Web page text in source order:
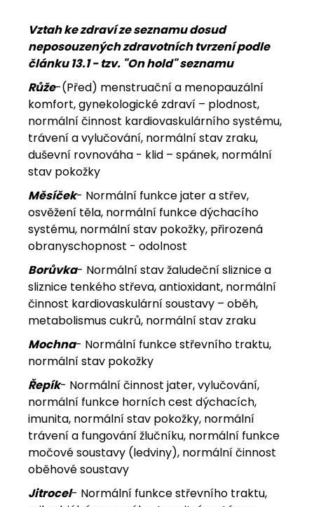
Vztah ke zdraví ze seznamu dosud
neposouzených zdravotních tvrzení podle
článku 13.1 - tzv. "On hold" seznamu
Růže-(Před) menstruační a menopauzální
komfort, gynekologické zdraví – plodnost,
normální činnost kardiovaskulárního systému,
trávení a vylučování, normální stav zraku,
duševní rovnováha - klid – spánek, normální
stav pokožky
Měsíček- Normální funkce jater a střev,
osvěžení těla, normální funkce dýchacího
systému, normální stav pokožky, přirozená
obranyschopnost - odolnost
Borůvka- Normální stav žaludeční sliznice a
sliznice tenkého střeva, antioxidant, normální
činnost kardiovaskulární soustavy – oběh,
metabolismus cukrů, normální stav zraku
Mochna- Normální funkce střevního traktu,
normální stav pokožky
Řepík- Normální činnost jater, vylučování,
normální funkce horních cest dýchacích,
imunita, normální stav pokožky, normální
trávení a fungování žlučníku, normální funkce
močové soustavy (ledviny), normální činnost
oběhové soustavy
Jitrocel- Normální funkce střevního traktu,